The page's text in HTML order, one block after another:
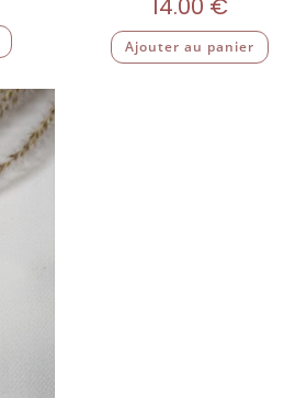
14.00 €
Ajouter au panier